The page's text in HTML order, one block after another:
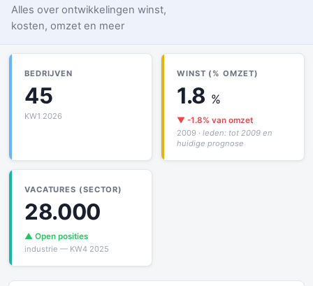
Alles over ontwikkelingen winst,
kosten, omzet en meer
BEDRIJVEN
45
KW1 2026
WINST (% OMZET)
1.8 %
▼ -1.8% van omzet
2009 · leden: tot 2009 en
huidige prognose
VACATURES (SECTOR)
28.000
▲ Open posities
industrie — KW4 2025